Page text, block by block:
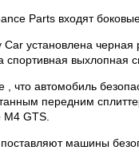
Parts входят
установлена
спортивная
, что автомобиль
передним
GTS.
машины